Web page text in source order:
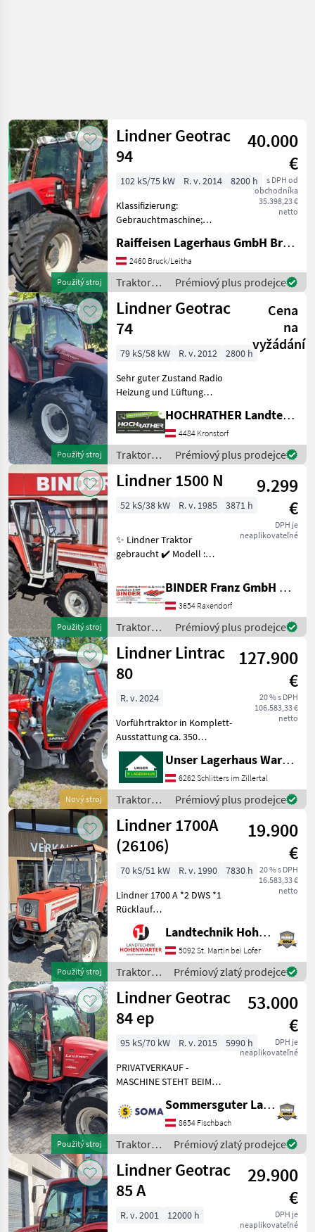
Použitý stroj
Lindner Geotrac
94
40.000
€
s DPH od
obchodníka
35.398,23 €
netto
102 kS/75 kW R. v. 2014
8200 h
Klassifizierung:
Gebrauchtmaschine;
Teillastschaltgetriebe;
Hydraulische Lenkung: Ja;
Anzahl der Steuergeräte
doppeltwirkend vorne: 1;
Frontlader Marke:
Raiffeisen Lagerhaus GmbH Bruck/Leitha
2460 Bruck/Leitha
Traktory /
Lindner
Prémiový plus prodejce
Použitý stroj
Lindner Geotrac
74
Cena
na
vyžádání
79 kS/58 kW R. v. 2012
2800 h
Sehr guter Zustand Radio
Heizung und Lüftung
Fronthdraulik mit 2
Leitungen nach vorne
Anhängeschlitten mit
Anhängekupplung 3 DWS
Ste
HOCHRATHER Landtechnik GmbH
4484 Kronstorf
Traktory /
Lindner
Prémiový plus prodejce
Použitý stroj
Lindner 1500 N
9.299
€
DPH je
neaplikovateľné
52 kS/38 kW R. v. 1985 3871 h
✨ Lindner Traktor
gebraucht ✔️ Modell :
serienmäßiger Ausführung
✔️ Hinterradtraktor
gebraucht ✔️ Baujahr : 1985
✔️ gepflegter TOP-Zustand
BINDER Franz GmbH & CoKG
3654 Raxendorf
Traktory /
Lindner
Prémiový plus prodejce
Nový stroj
Lindner Lintrac
80
127.900
€
20 % s DPH
106.583,33 €
netto
R. v. 2024
Vorführtraktor in Komplett-
Ausstattung ca. 350
Betriebsstunden Baujahr
2024 Informieren Sie sich
bitte vor Fahrt-Antritt
telefonisch, ob die von
Ihnen angefragte
Unser Lagerhaus Warenhandelsges.m.b.H.
6262 Schlitters im Zillertal
Traktory /
Lindner
Prémiový plus prodejce
Použitý stroj
Lindner 1700A
(26106)
19.900
€
20 % s DPH
16.583,33 €
netto
70 kS/51 kW R. v. 1990
7830 h
Lindner 1700 A *2 DWS *1
Rücklauf
*Einhebelsteuergerät
*Zugmaul Mech,
Oberlenker Nachstehend
finden Sie ähnliche
Suchbegriffe und
alternative Bezeichnungen
für Trakt
Landtechnik Hohenwarter GmbH
5092 St. Martin bei Lofer
Traktory /
Lindner
Prémiový zlatý prodejce
Použitý stroj
Lindner Geotrac
84 ep
53.000
€
DPH je
neaplikovateľné
95 kS/70 kW R. v. 2015
5990 h
PRIVATVERKAUF -
MASCHINE STEHT BEIM
84 ep Voll funktionsfähig BJ
2015 ca. 5990
Betriebsstunden
Frontzapfwelle
Fronthubwerk Halter für
Sommersguter Landmaschinen GmbH
8654 Fischbach
Traktory /
Lindner
Prémiový zlatý prodejce
Lindner Geotrac
85 A
29.900
€
DPH je
neaplikovateľné
R. v. 2001
12000 h